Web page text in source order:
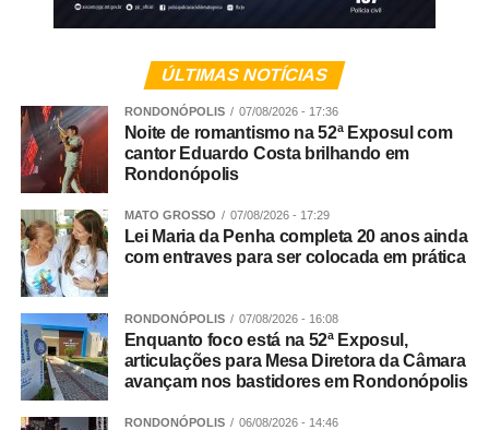
ÚLTIMAS NOTÍCIAS
RONDONÓPOLIS 07/08/2026 - 17:36
Noite de romantismo na 52ª Exposul com
cantor Eduardo Costa brilhando em
Rondonópolis
MATO GROSSO 07/08/2026 - 17:29
Lei Maria da Penha completa 20 anos ainda
com entraves para ser colocada em prática
RONDONÓPOLIS 07/08/2026 - 16:08
Enquanto foco está na 52ª Exposul,
articulações para Mesa Diretora da Câmara
avançam nos bastidores em Rondonópolis
RONDONÓPOLIS 06/08/2026 - 14:46